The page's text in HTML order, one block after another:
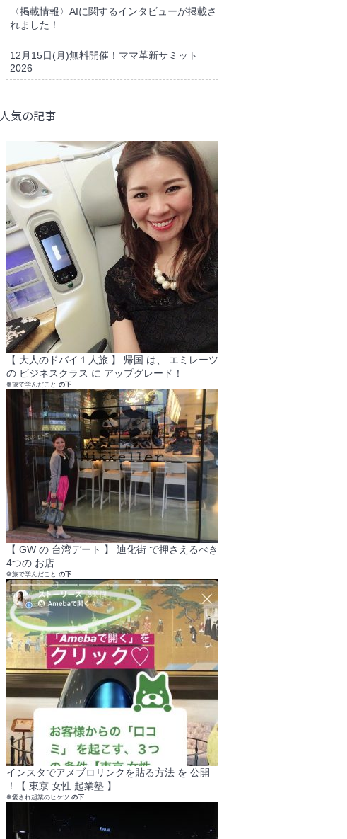
〈掲載情報〉AIに関するインタビューが掲載さ
れました！
12月15日(月)無料開催！ママ革新サミット
2026
人気の記事
【 大人のドバイ１人旅 】 帰国 は、 エミレーツ
の ビジネスクラス に アップグレード！
❁旅で学んだこと の下
【 GW の 台湾デート 】 迪化街 で押さえるべき
4つの お店
❁旅で学んだこと の下
インスタでアメブロリンクを貼る方法 を 公開
！【 東京 女性 起業塾 】
❁愛され起業のヒケツ の下